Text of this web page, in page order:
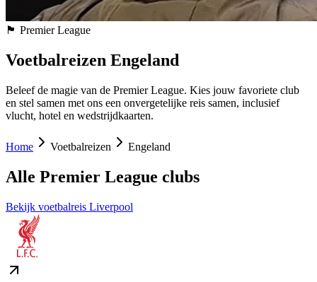
🏴󠁧󠁢󠁥󠁮󠁧󠁿 Premier League
Voetbalreizen Engeland
Beleef de magie van de Premier League. Kies jouw favoriete club
en stel samen met ons een onvergetelijke reis samen, inclusief
vlucht, hotel en wedstrijdkaarten.
Home Voetbalreizen Engeland
Alle Premier League clubs
Bekijk voetbalreis Liverpool